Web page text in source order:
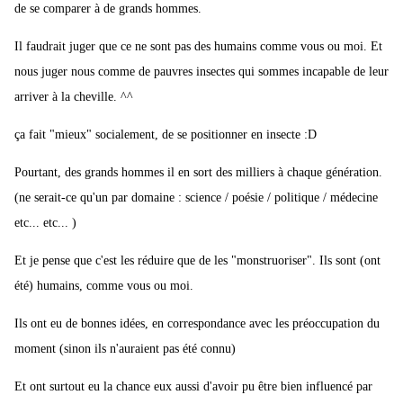
de se comparer à de grands hommes.
Il faudrait juger que ce ne sont pas des humains comme vous ou moi. Et
nous juger nous comme de pauvres insectes qui sommes incapable de leur
arriver à la cheville. ^^
ça fait "mieux" socialement, de se positionner en insecte :D
Pourtant, des grands hommes il en sort des milliers à chaque génération.
(ne serait-ce qu'un par domaine : science / poésie / politique / médecine
etc... etc... )
Et je pense que c'est les réduire que de les "monstruoriser". Ils sont (ont
été) humains, comme vous ou moi.
Ils ont eu de bonnes idées, en correspondance avec les préoccupation du
moment (sinon ils n'auraient pas été connu)
Et ont surtout eu la chance eux aussi d'avoir pu être bien influencé par